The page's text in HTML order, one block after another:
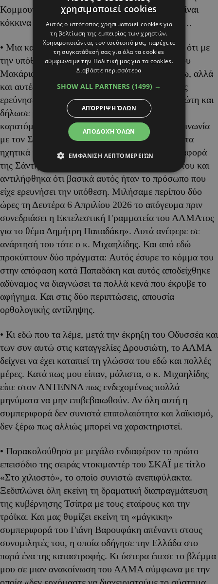
Κομμουνισμός» και άλλο ΑΛΜΑ. Τα λάβαρα είναι
κόκκινα Ειρήνη και όχι γαλαζο-πρασινό-γκρίζα…
• Μια και πήγαμε στο ΑΛΜΑ, να σημειώσουμε ότι με
την υπόθεση Σάντη δεν είναι μόνο οι έρευνες του
Μακάριου Δρουσιώτη που τίθενται εν αμφιβόλω, αλλά
και αυτές του Οδυσσέα Μιχαηλίδη. Ο Οδυσσέας
ερεύνησε το θέμα των καταγγελιών του Δρουσιώτη και
δήλωσε μάλιστα ότι πριν ληφθεί η απόφαση για
καρατόμηση του Δημήτρη Παπαδάκη είχε επικοινωνία
με τον Στέλιο Ορφανίδη ο οποίος σχετίζεται με τα
ηχητικά της υπόθεσης και την υποτιθέμενη μεταφορά
της Σάντη στη Γερμανία. «Επικοινώνησα μαζί του και
αντιλήφθηκα ότι βασικά αυτός ήταν το πρόσωπο που
είχε ερευνήσει την υπόθεση. Μιλήσαμε περίπου δύο
ώρες τη Δευτέρα 6 Απριλίου 2026 το απόγευμα πριν
συνεδριάσει η Εκτελεστική Γραμματεία του ΑΛΜΑτος
για το θέμα Δημήτρη Παπαδάκη». Αυτά ανέφερε σε
ανάρτησή του τότε ο κ. Μιχαηλίδης. Και από εδώ
προκύπτουν δύο πράγματα: Αυτός έσυρε το κόμμα του
στην απόφαση κατά Παπαδάκη και αυτός αποδείχθηκε
αδύναμος να διαγνώσει τα πολλά κενά που έκρυβε το
αφήγημα. Και στις δύο περιπτώσεις, απουσία
ορθολογικής αντίληψης.
• Κι εδώ που τα λέμε, μετά την έκρηξη του Οδυσσέα και
των συν αυτώ στις καταγγελίες Δρουσιώτη, το ΑΛΜΑ
δείχνει να έχει καταπιεί τη γλώσσα του εδώ και πολλές
μέρες. Κατά πως μου είπαν, μάλιστα, ο κ. Μιχαηλίδης
είπε στον ΑΝΤΕΝΝΑ πως ενδεχομένως πολλά
μηνύματα να μην επιβεβαιωθούν. Αν όλη αυτή η
συμπεριφορά δεν συνιστά επιπολαιότητα και λαϊκισμό,
δεν ξέρω πως αλλιώς μπορεί να χαρακτηριστεί.
• Παρακολούθησα με μεγάλο ενδιαφέρον το πρώτο
επεισόδιο της σειράς ντοκιμαντέρ του ΣΚΑΪ με τίτλο
«Στο χιλιοστό», το οποίο συνιστώ ανεπιφύλακτα.
Ξεδιπλώνει όλη εκείνη τη δραματική διαπραγμάτευση
της κυβέρνησης Τσίπρα με τους εταίρους και την
τρόϊκα. Και μας θυμίζει εκείνη τη «μάγκικη»
συμπεριφορά του Γιάνη Βαρουφάκη απέναντι στους
συνομιλητές του, η οποία οδήγησε την Ελλάδα στο
παρά ένα της καταστροφής. Κι ύστερα έπεσε το βλέμμα
μου σε μιαν ανακοίνωση του ΑΛΜΑ σύμφωνα με την
χρησιμοποιεί cookies
Αυτός ο ιστότοπος χρησιμοποιεί cookies για
τη βελτίωση της εμπειρίας των χρηστών.
Χρησιμοποιώντας τον ιστότοπό μας, παρέχετε
τη συγκατάθεσή σας για όλα τα cookies
σύμφωνα με την Πολιτική μας για τα cookies.
Διαβάστε περισσότερα
SHOW ALL PARTNERS (1499) →
ΑΠΟΔΟΧΉ ΌΛΩΝ
ΑΠΌΡΡΙΨΗ ΌΛΩΝ
ΕΜΦΆΝΙΣΗ ΛΕΠΤΟΜΕΡΕΙΏΝ